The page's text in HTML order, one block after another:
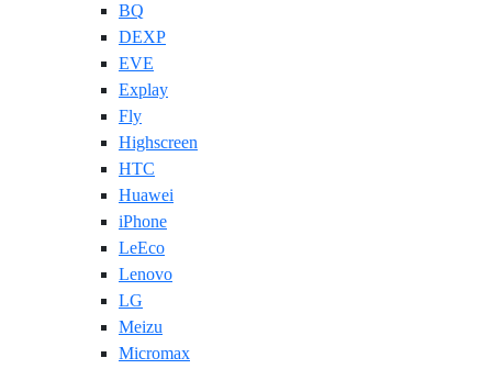
BQ
DEXP
EVE
Explay
Fly
Highscreen
HTC
Huawei
iPhone
LeEco
Lenovo
LG
Meizu
Micromax